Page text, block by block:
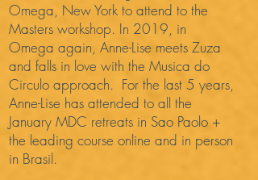
Omega, New York to attend to the
Masters workshop. In 2019, in
Omega again, Anne-Lise meets Zuza
and falls in love with the Musica do
Circulo approach. For the last 5 years,
Anne-Lise has attended to all the
January MDC retreats in Sao Paolo +
the leading course online and in person
in Brasil.